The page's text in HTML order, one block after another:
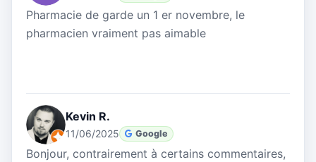
Pharmacie de garde un 1 er novembre, le
pharmacien vraiment pas aimable
Kevin R.
11/06/2025 Google
Bonjour, contrairement à certains commentaires,